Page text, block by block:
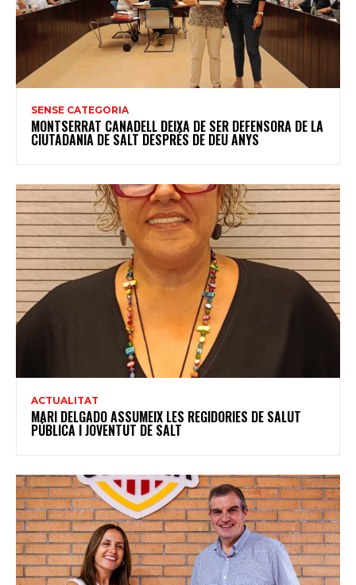
SENSE CATEGORIA
MONTSERRAT CANADELL DEIXA DE SER DEFENSORA DE LA
CIUTADANIA DE SALT DESPRÉS DE DEU ANYS
ACTUALITAT
MARI DELGADO ASSUMEIX LES REGIDORIES DE SALUT
PÚBLICA I JOVENTUT DE SALT